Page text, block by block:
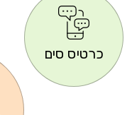
כרטיס סים